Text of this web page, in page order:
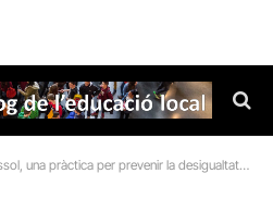
pràctica per prevenir la desigualtat de gènere